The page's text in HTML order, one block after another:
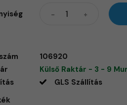
106920
Külső Raktár - 3 - 9
GLS Szállítás